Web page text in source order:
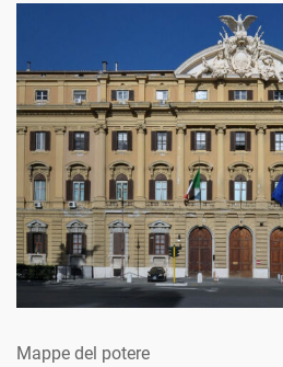
Mappe del potere